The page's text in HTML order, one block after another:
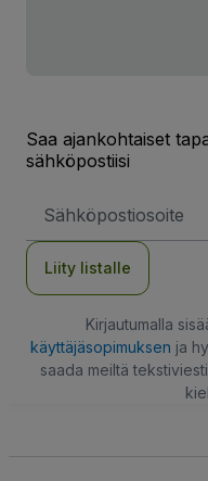
Saa ajankohtaiset
sähköpostiisi
Liity listalle
Kirjautumalla
käyttäjäsopimuksen ja
saada meiltä